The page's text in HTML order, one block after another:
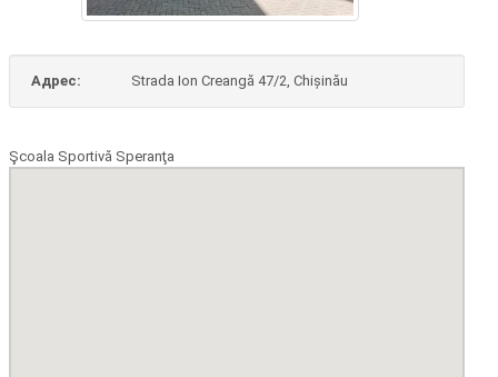
Адрес: Strada Ion Creangă 47/2, Chișinău
Şcoala Sportivă Speranţa